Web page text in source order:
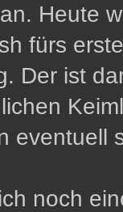
Heute
fürs
Der ist
eventuell
noch